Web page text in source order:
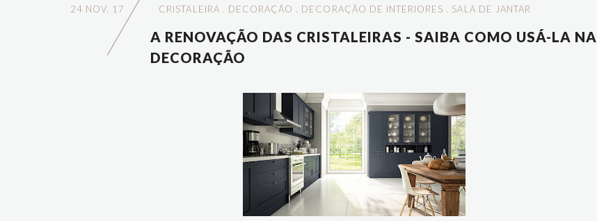
24 NOV. 17 CRISTALEIRA DECORAÇÃO DECORAÇÃO DE INTERIORES SALA DE JANTAR
A RENOVAÇÃO DAS CRISTALEIRAS - SAIBA COMO USÁ-LA NA
DECORAÇÃO